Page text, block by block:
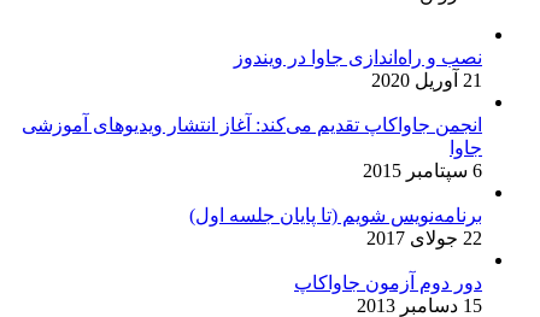
نصب و راه‌اندازی جاوا در ویندوز
21 آوریل 2020
انجمن جاواکاپ تقدیم می‌کند: آغاز انتشار ویدیوهای آموزشی
جاوا
6 سپتامبر 2015
برنامه‌نویس شویم (تا پایان جلسه اول)
22 جولای 2017
دور دوم آزمون جاواکاپ
15 دسامبر 2013